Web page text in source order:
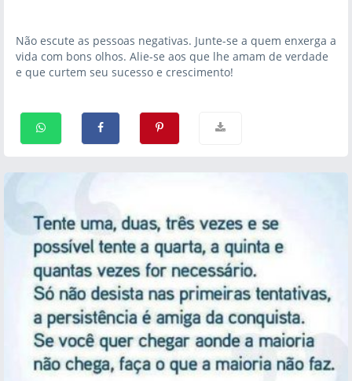
Não escute as pessoas negativas. Junte-se a quem enxerga a
vida com bons olhos. Alie-se aos que lhe amam de verdade
e que curtem seu sucesso e crescimento!